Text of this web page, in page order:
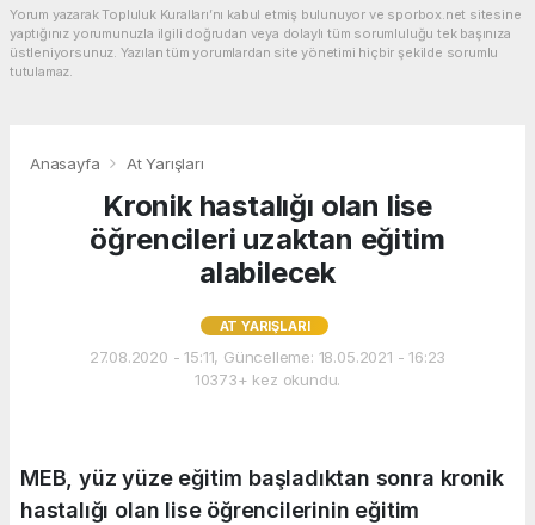
Yorum yazarak Topluluk Kuralları’nı kabul etmiş bulunuyor ve sporbox.net sitesine
yaptığınız yorumunuzla ilgili doğrudan veya dolaylı tüm sorumluluğu tek başınıza
üstleniyorsunuz. Yazılan tüm yorumlardan site yönetimi hiçbir şekilde sorumlu
tutulamaz.
Anasayfa At Yarışları
Kronik hastalığı olan lise
öğrencileri uzaktan eğitim
alabilecek
AT YARIŞLARI
27.08.2020 - 15:11, Güncelleme: 18.05.2021 - 16:23
10373+ kez okundu.
MEB, yüz yüze eğitim başladıktan sonra kronik
hastalığı olan lise öğrencilerinin eğitim